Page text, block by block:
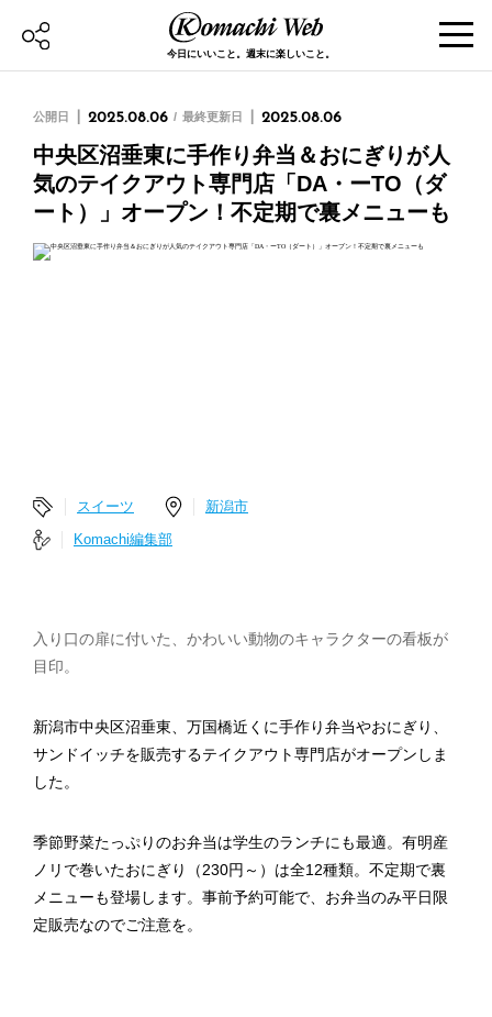
今日にいいこと。週末に楽しいこと。
公開日 2025.08.06 最終更新日 2025.08.06
中央区沼垂東に手作り弁当＆おにぎりが人
気のテイクアウト専門店「DA・ーTO（ダ
ート）」オープン！不定期で裏メニューも
スイーツ
新潟市
Komachi編集部
入り口の扉に付いた、かわいい動物のキャラクターの看板が
目印。
新潟市中央区沼垂東、万国橋近くに手作り弁当やおにぎり、
サンドイッチを販売するテイクアウト専門店がオープンしま
した。
季節野菜たっぷりのお弁当は学生のランチにも最適。有明産
ノリで巻いたおにぎり（230円～）は全12種類。不定期で裏
メニューも登場します。事前予約可能で、お弁当のみ平日限
定販売なのでご注意を。